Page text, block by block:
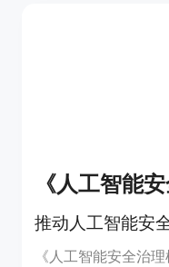
《人工智能
推动人工智能安
《人工智能安全治